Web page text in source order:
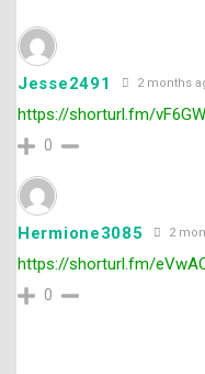
Jesse2491 2 months
https://shorturl.fm/vF6GW
0
Hermione3085 2
https://shorturl.fm/
0